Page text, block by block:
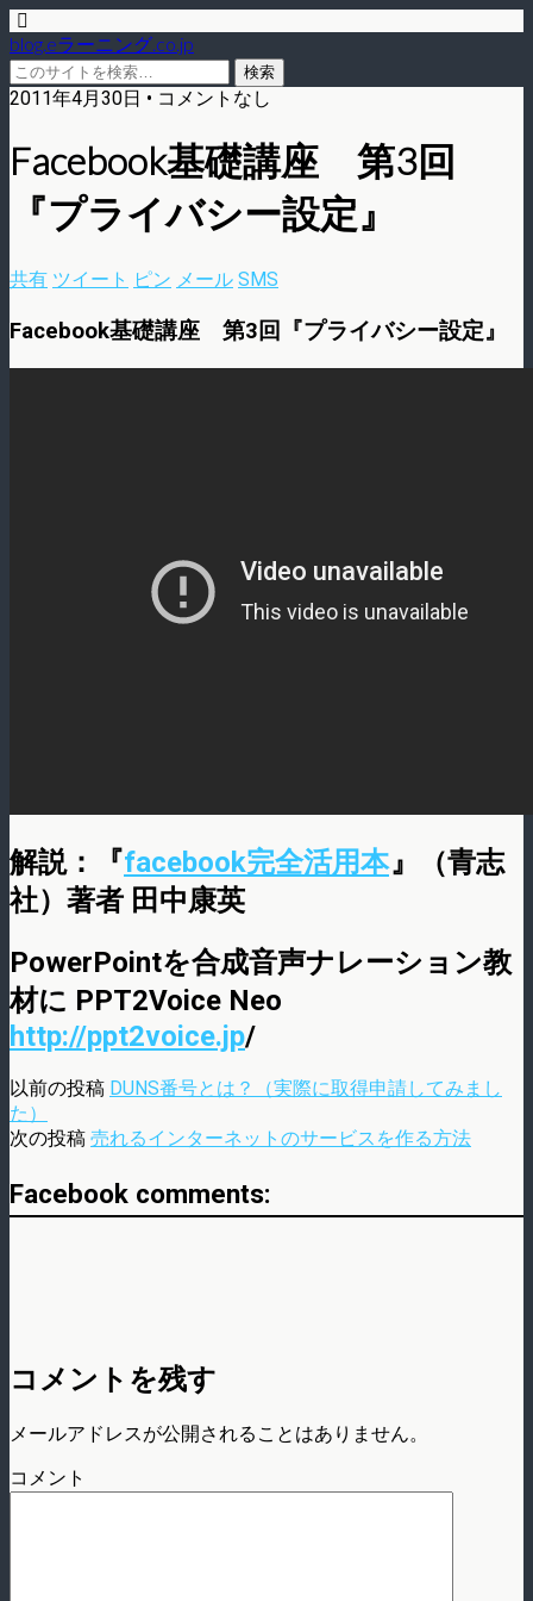
blog.eラーニング.co.jp
2011年4月30日 • コメントなし
Facebook基礎講座 第3回
『プライバシー設定』
共有 ツイート ピン メール SMS
Facebook基礎講座 第3回『プライバシー設定』
解説：『facebook完全活用本』（青志
社）著者 田中康英
PowerPointを合成音声ナレーション教
材に PPT2Voice Neo
http://ppt2voice.jp/
以前の投稿 DUNS番号とは？（実際に取得申請してみまし
た）
次の投稿 売れるインターネットのサービスを作る方法
Facebook comments:
コメントを残す
メールアドレスが公開されることはありません。
コメント